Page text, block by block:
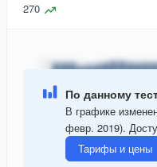
270
По данному
В графике
февр. 2019).
Тарифы и цены